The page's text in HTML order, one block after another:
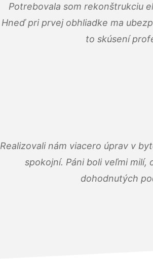
Potrebovala som rekonštrukciu
Hneď pri prvej obhliadke ma
to skúsení
Realizovali nám viacero úprav v
spokojní. Páni boli veľmi
dohodnutých